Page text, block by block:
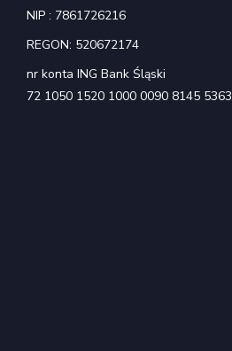
NIP : 7861726216
REGON: 520672174
nr konta ING Bank Śląski
72 1050 1520 1000 0090 8145 5363